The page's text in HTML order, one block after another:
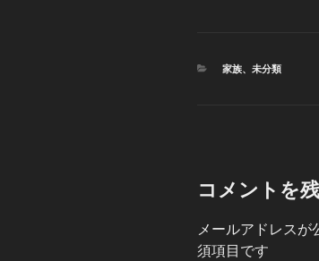
カ
家族、 未分類
コメントを
メールアドレスが
須項目です